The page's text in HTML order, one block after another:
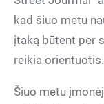
kad šiuo metu
įtaką būtent per
reikia orientuotis.
Šiuo metu